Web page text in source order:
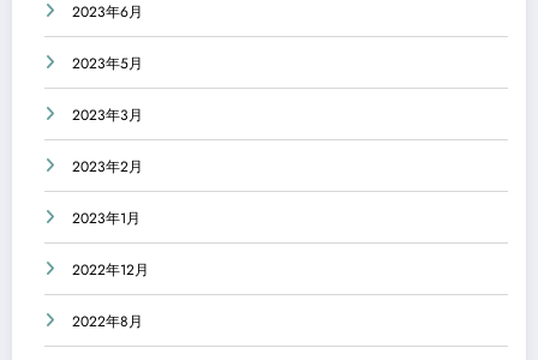
2023年6月
2023年5月
2023年3月
2023年2月
2023年1月
2022年12月
2022年8月